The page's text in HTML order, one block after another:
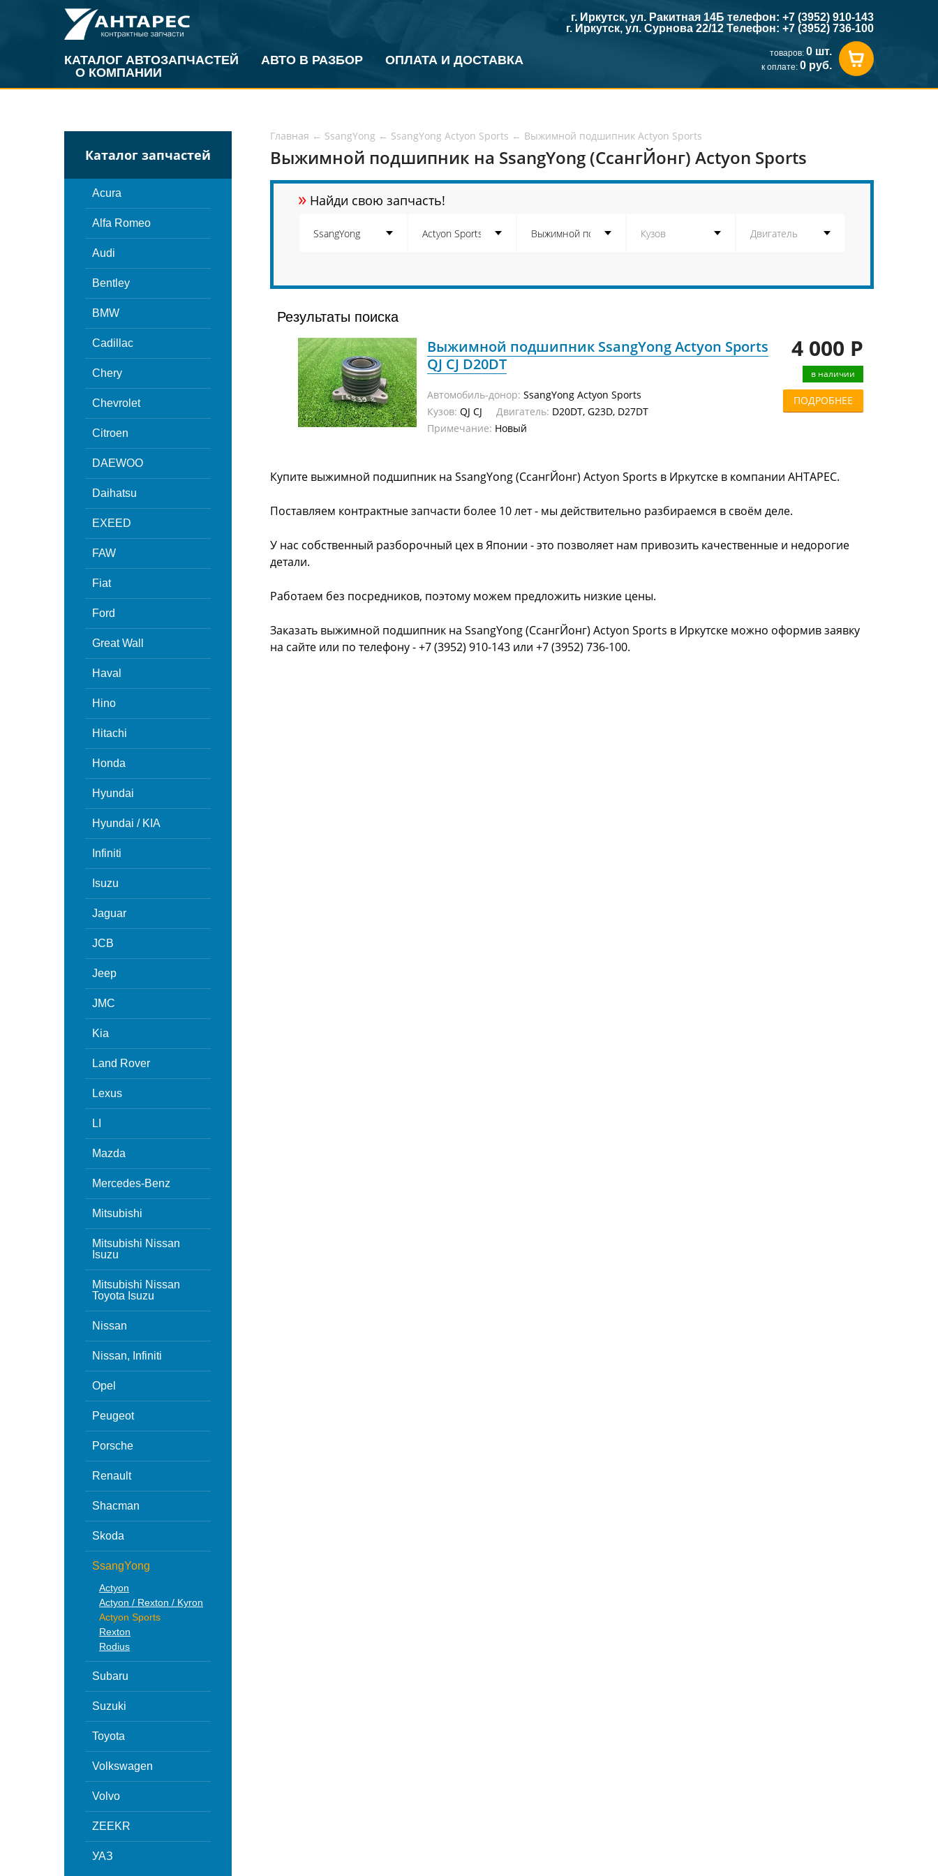
КАТАЛОГ АВТОЗАПЧАСТЕЙ АВТО В РАЗБОР
ОПЛАТА И ДОСТАВКА
О КОМПАНИИ
г. Иркутск, ул. Ракитная 14Б телефон: +7 (3952) 910-143
г. Иркутск, ул. Сурнова 22/12 Телефон: +7 (3952) 736-100
товаров: 0 шт.
к оплате: 0 руб.
Каталог запчастей
Acura
Alfa Romeo
Audi
Bentley
BMW
Cadillac
Chery
Chevrolet
Citroen
DAEWOO
Daihatsu
EXEED
FAW
Fiat
Ford
Great Wall
Haval
Hino
Hitachi
Honda
Hyundai
Hyundai / KIA
Infiniti
Isuzu
Jaguar
JCB
Jeep
JMC
Kia
Land Rover
Lexus
LI
Mazda
Mercedes-Benz
Mitsubishi
Mitsubishi Nissan
Isuzu
Mitsubishi Nissan
Toyota Isuzu
Nissan
Nissan, Infiniti
Opel
Peugeot
Porsche
Renault
Shacman
Skoda
SsangYong
Actyon
Actyon / Rexton / Kyron
Actyon Sports
Rexton
Rodius
Subaru
Suzuki
Toyota
Volkswagen
Volvo
ZEEKR
УАЗ
Главная ← SsangYong ← SsangYong Actyon Sports ← Выжимной подшипник Actyon Sports
Выжимной подшипник на SsangYong (СсангЙонг) Actyon Sports
» Найди свою запчасть!
Результаты поиска
Выжимной подшипник SsangYong Actyon Sports
QJ CJ D20DT
Автомобиль-донор: SsangYong Actyon Sports
Кузов: QJ CJ Двигатель: D20DT, G23D, D27DT
Примечание: Новый
4 000 Р
в наличии
ПОДРОБНЕЕ
Купите выжимной подшипник на SsangYong (СсангЙонг) Actyon Sports в Иркутске в компании АНТАРЕС.
Поставляем контрактные запчасти более 10 лет - мы действительно разбираемся в своём деле.
У нас собственный разборочный цех в Японии - это позволяет нам привозить качественные и недорогие
детали.
Работаем без посредников, поэтому можем предложить низкие цены.
Заказать выжимной подшипник на SsangYong (СсангЙонг) Actyon Sports в Иркутске можно оформив заявку
на сайте или по телефону - +7 (3952) 910-143 или +7 (3952) 736-100.